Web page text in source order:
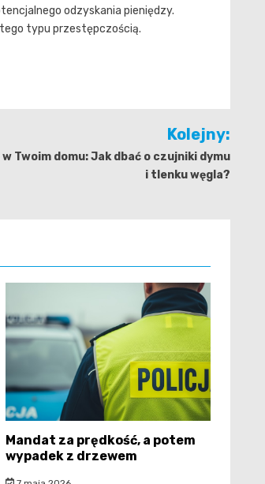
odzyskania pieniędzy.
typu przestępczością.
Kolejny:
Twoim domu: Jak dbać o czujniki dymu
i tlenku węgla?
Mandat za prędkość, a potem
wypadek z drzewem